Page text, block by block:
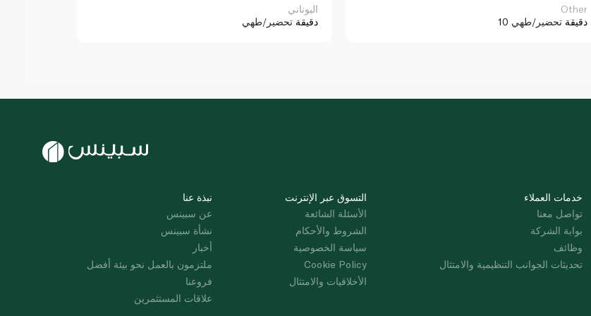
اليوناني
دقيقة تحضير/طهي
Other
10 دقيقة تحضير/طهي
نبذة عنا
عن سبينس
نشأة سبينس
أخبار
ملتزمون بالعمل نحو بيئة أفضل
فروعنا
علاقات المستثمرين
التسوق عبر الإنترنت
الأسئلة الشائعة
الشروط والأحكام
سياسة الخصوصية
Cookie Policy
الأخلاقيات والامتثال
خدمات العملاء
تواصل معنا
بوابة الشركة
وظائف
تحديثات الجوانب التنظيمية والامتثال